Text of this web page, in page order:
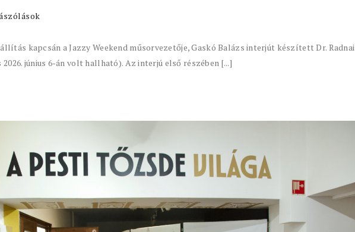
kapcsán a Jazzy Weekend műsorvezetője, Gaskó Balázs interjút készített Dr. Radnai
június 6-án volt hallható). Az interjú első részében [...]